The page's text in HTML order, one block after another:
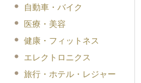
自動車・バイク
医療・美容
健康・フィットネス
エレクトロニクス
旅行・ホテル・レジャー